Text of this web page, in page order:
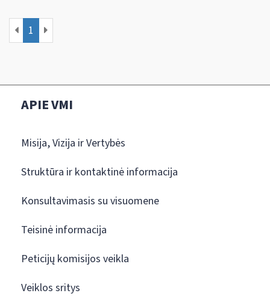
1
APIE VMI
Misija, Vizija ir Vertybės
Struktūra ir kontaktinė informacija
Konsultavimasis su visuomene
Teisinė informacija
Peticijų komisijos veikla
Veiklos sritys